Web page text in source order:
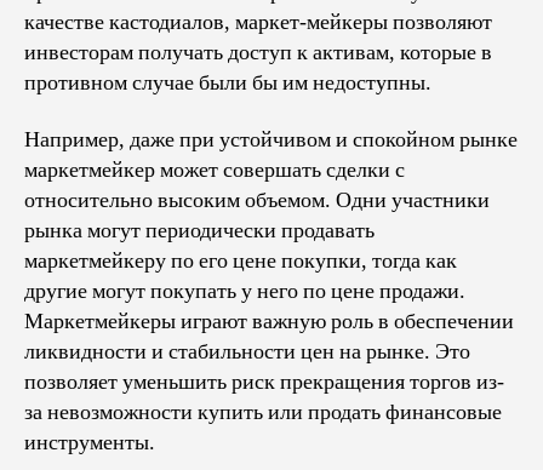
качестве кастодиалов, маркет-мейкеры позволяют
инвесторам получать доступ к активам, которые в
противном случае были бы им недоступны.
Например, даже при устойчивом и спокойном рынке
маркетмейкер может совершать сделки с
относительно высоким объемом. Одни участники
рынка могут периодически продавать
маркетмейкеру по его цене покупки, тогда как
другие могут покупать у него по цене продажи.
Маркетмейкеры играют важную роль в обеспечении
ликвидности и стабильности цен на рынке. Это
позволяет уменьшить риск прекращения торгов из-
за невозможности купить или продать финансовые
инструменты.